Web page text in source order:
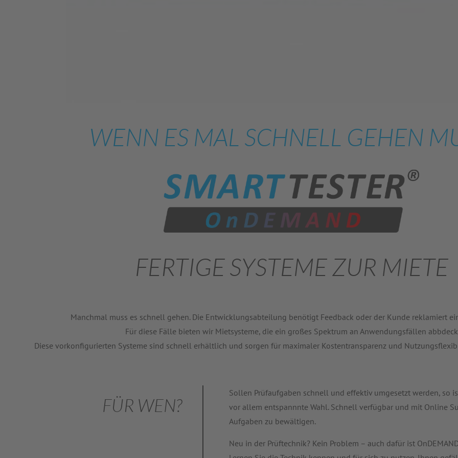
WENN ES MAL SCHNELL GEHEN
FERTIGE SYSTEME ZUR MIETE
Manchmal muss es schnell gehen. Die Entwicklungsabteilung benötigt Feedback oder der Kunde reklamiert
Für diese Fälle bieten wir Mietsysteme, die ein großes Spektrum an Anwendungsfällen
Diese vorkonfigurierten Systeme sind schnell erhältlich und sorgen für maximaler Kostentransparenz und
FÜR WEN?
Sollen Prüfaufgaben schnell und effektiv umgesetzt werden, so
vor allem entspannnte Wahl. Schnell verfügbar und mit Online
Aufgaben zu bewältigen.
Neu in der Prüftechnik? Kein Problem – auch dafür ist